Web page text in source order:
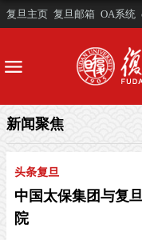
复旦主页 复旦邮箱 OA系统
新闻聚焦
头条复旦
中国太保集团与复
院